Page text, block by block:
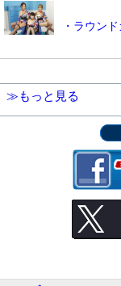
・ラウン
≫もっと見る